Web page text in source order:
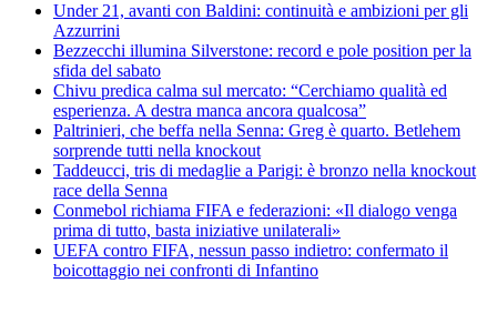
Under 21, avanti con Baldini: continuità e ambizioni per gli
Azzurrini
Bezzecchi illumina Silverstone: record e pole position per la
sfida del sabato
Chivu predica calma sul mercato: “Cerchiamo qualità ed
esperienza. A destra manca ancora qualcosa”
Paltrinieri, che beffa nella Senna: Greg è quarto. Betlehem
sorprende tutti nella knockout
Taddeucci, tris di medaglie a Parigi: è bronzo nella knockout
race della Senna
Conmebol richiama FIFA e federazioni: «Il dialogo venga
prima di tutto, basta iniziative unilaterali»
UEFA contro FIFA, nessun passo indietro: confermato il
boicottaggio nei confronti di Infantino